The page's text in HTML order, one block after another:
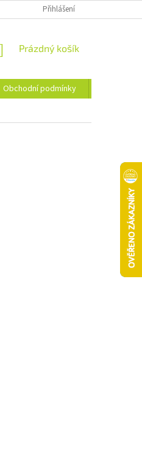
Přihlášení
NÁKUPNÍ
Prázdný košík
Obchodní podmínky